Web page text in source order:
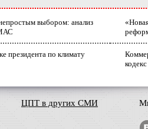
выбором: анализ
президента по климату
кодекс
ЦПТ в других СМИ